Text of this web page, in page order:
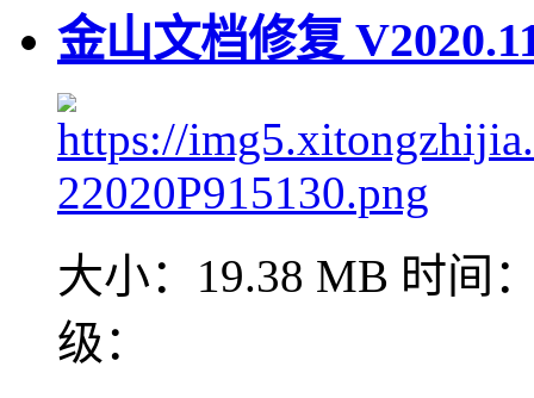
金山文档修复
大小：19.38 MB 时间
级：